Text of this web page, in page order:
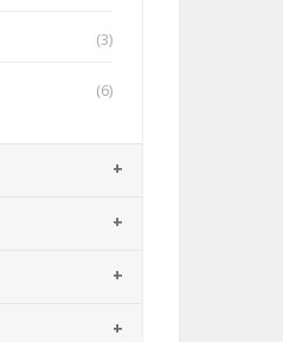
(3)
(6)